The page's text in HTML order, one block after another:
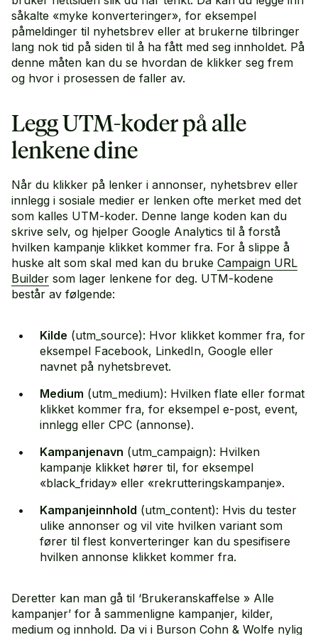
såkalte «myke konverteringer», for eksempel
påmeldinger til nyhetsbrev eller at brukerne tilbringer
lang nok tid på siden til å ha fått med seg innholdet. På
denne måten kan du se hvordan de klikker seg frem
og hvor i prosessen de faller av.
Legg UTM-koder på alle
lenkene dine
Når du klikker på lenker i annonser, nyhetsbrev eller
innlegg i sosiale medier er lenken ofte merket med det
som kalles UTM-koder. Denne lange koden kan du
skrive selv, og hjelper Google Analytics til å forstå
hvilken kampanje klikket kommer fra. For å slippe å
huske alt som skal med kan du bruke Campaign URL
Builder som lager lenkene for deg. UTM-kodene
består av følgende:
Kilde (utm_source): Hvor klikket kommer fra, for
eksempel Facebook, LinkedIn, Google eller
navnet på nyhetsbrevet.
Medium (utm_medium): Hvilken flate eller format
klikket kommer fra, for eksempel e-post, event,
innlegg eller CPC (annonse).
Kampanjenavn (utm_campaign): Hvilken
kampanje klikket hører til, for eksempel
«black_friday» eller «rekrutteringskampanje».
Kampanjeinnhold (utm_content): Hvis du tester
ulike annonser og vil vite hvilken variant som
fører til flest konverteringer kan du spesifisere
hvilken annonse klikket kommer fra.
Deretter kan man gå til ‘Brukeranskaffelse » Alle
kampanjer’ for å sammenligne kampanjer, kilder,
medium og innhold. Da vi i Burson Cohn & Wolfe nylig